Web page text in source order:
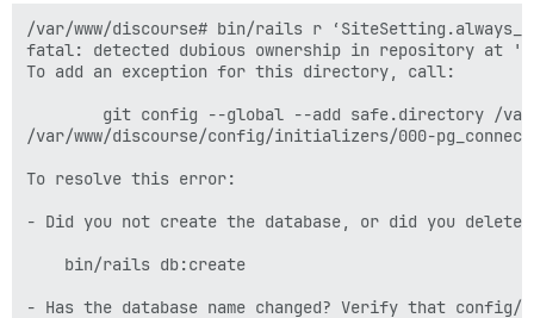
/var/www/discourse# bin/rails r
fatal: detected
To add an
git config
/var/www/discourse/config/initializers/000-
To
- Did you
- Has the database name changed?